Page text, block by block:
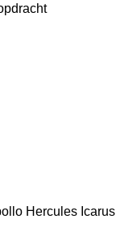
Hercules Icarus